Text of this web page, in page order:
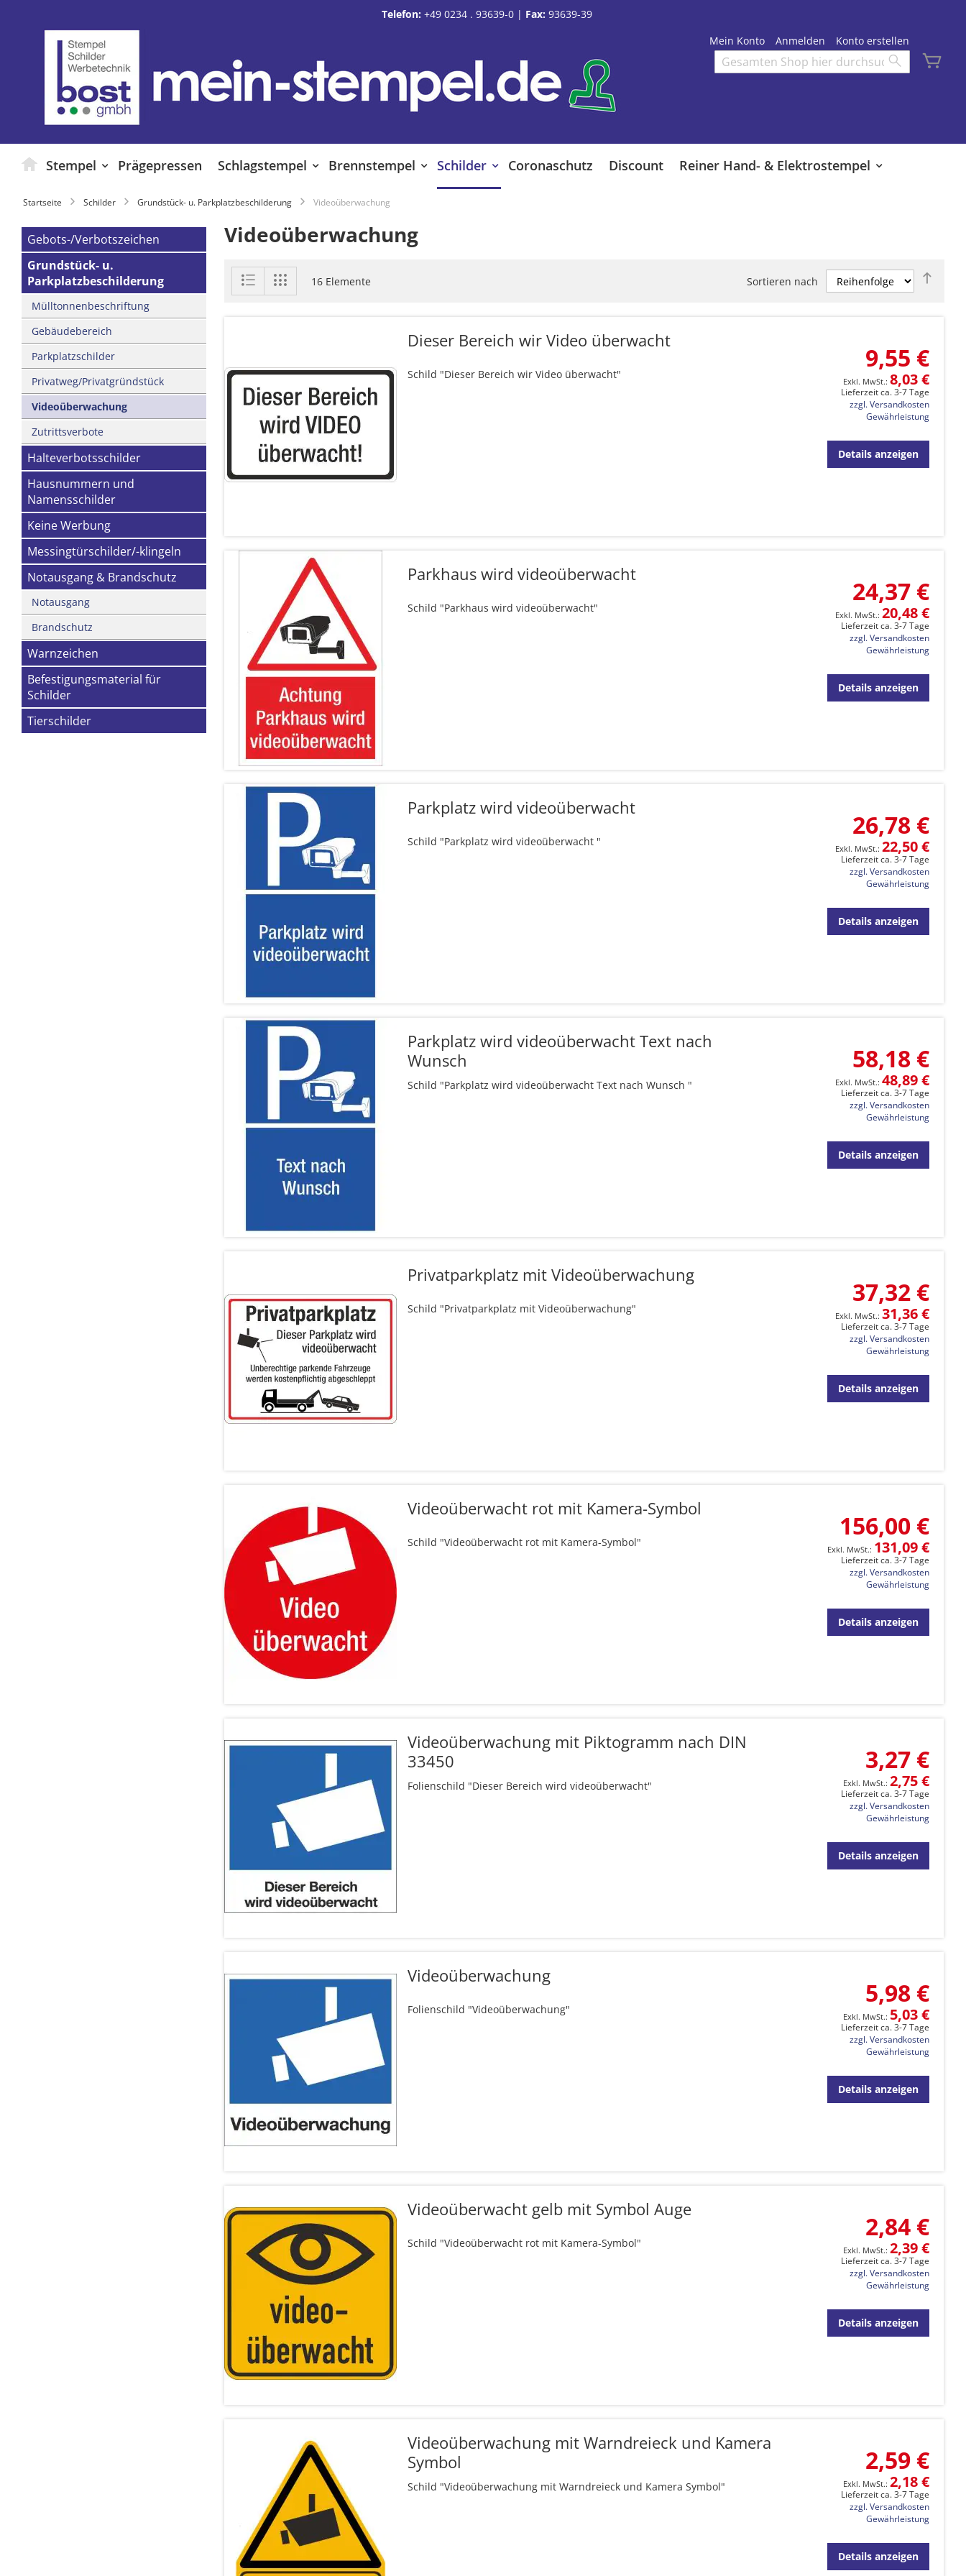
Telefon: +49 0234 . 93639-0| Fax: 93639-39
Mein Konto
Anmelden Konto erstellen
Search
Stempel Prägepressen Schlagstempel Brennstempel Schilder Coronaschutz Discount Reiner Hand- & Elektrostempel
Startseite Schilder Grundstück- u. Parkplatzbeschilderung Videoüberwachung
Videoüberwachung
Anzeigen
als
Liste 16 Elemente Sortieren nach
Dieser Bereich wir Video überwacht
Schild "Dieser Bereich wir Video überwacht"
9,55 €
8,03 €
Lieferzeit ca. 3-7 Tage
zzgl. Versandkosten
Gewährleistung
Details anzeigen
Parkhaus wird videoüberwacht
Schild "Parkhaus wird videoüberwacht"
24,37 €
20,48 €
Lieferzeit ca. 3-7 Tage
zzgl. Versandkosten
Gewährleistung
Details anzeigen
Parkplatz wird videoüberwacht
Schild "Parkplatz wird videoüberwacht "
26,78 €
22,50 €
Lieferzeit ca. 3-7 Tage
zzgl. Versandkosten
Gewährleistung
Details anzeigen
Parkplatz wird videoüberwacht Text nach
Wunsch
Schild "Parkplatz wird videoüberwacht Text nach Wunsch "
58,18 €
48,89 €
Lieferzeit ca. 3-7 Tage
zzgl. Versandkosten
Gewährleistung
Details anzeigen
Privatparkplatz mit Videoüberwachung
Schild "Privatparkplatz mit Videoüberwachung"
37,32 €
31,36 €
Lieferzeit ca. 3-7 Tage
zzgl. Versandkosten
Gewährleistung
Details anzeigen
Videoüberwacht rot mit Kamera-Symbol
Schild "Videoüberwacht rot mit Kamera-Symbol"
156,00 €
131,09 €
Lieferzeit ca. 3-7 Tage
zzgl. Versandkosten
Gewährleistung
Details anzeigen
Videoüberwachung mit Piktogramm nach DIN
33450
Folienschild "Dieser Bereich wird videoüberwacht"
3,27 €
2,75 €
Lieferzeit ca. 3-7 Tage
zzgl. Versandkosten
Gewährleistung
Details anzeigen
Videoüberwachung
Folienschild "Videoüberwachung"
5,98 €
5,03 €
Lieferzeit ca. 3-7 Tage
zzgl. Versandkosten
Gewährleistung
Details anzeigen
Videoüberwacht gelb mit Symbol Auge
Schild "Videoüberwacht rot mit Kamera-Symbol"
2,84 €
2,39 €
Lieferzeit ca. 3-7 Tage
zzgl. Versandkosten
Gewährleistung
Details anzeigen
Videoüberwachung mit Warndreieck und Kamera
Symbol
Schild "Videoüberwachung mit Warndreieck und Kamera Symbol"
2,59 €
2,18 €
Lieferzeit ca. 3-7 Tage
zzgl. Versandkosten
Gewährleistung
Details anzeigen
Gebots-/Verbotszeichen
Grundstück- u.
Parkplatzbeschilderung
Mülltonnenbeschriftung
Gebäudebereich
Parkplatzschilder
Privatweg/Privatgründstück
Videoüberwachung
Zutrittsverbote
Halteverbotsschilder
Hausnummern und
Namensschilder
Keine Werbung
Messingtürschilder/-klingeln
Notausgang & Brandschutz
Notausgang
Brandschutz
Warnzeichen
Befestigungsmaterial für
Schilder
Tierschilder